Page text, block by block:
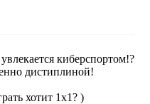
киберспортом!?
дистиплиной!
хотит 1х1? )